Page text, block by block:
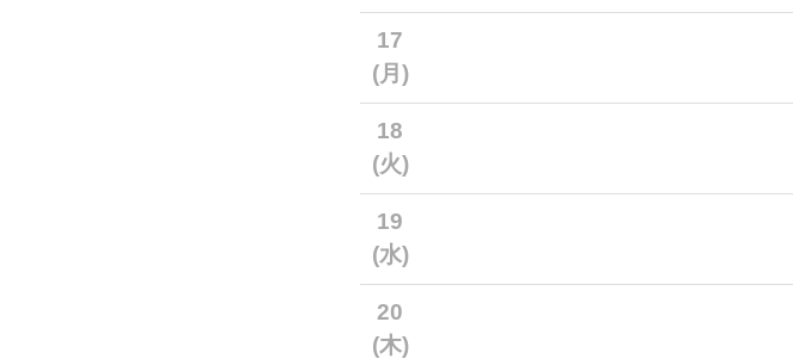
17
(月)
18
(火)
19
(水)
20
(木)